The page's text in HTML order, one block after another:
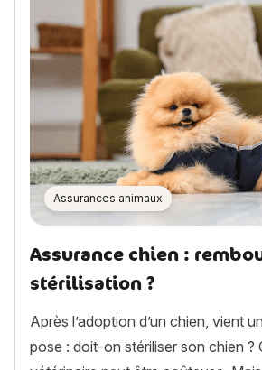
Assurances animaux
Assurance chien :
stérilisation ?
Après l’adoption d’un chien, vient
pose : doit-on stériliser son chien ?